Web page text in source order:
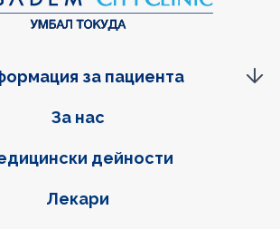
За нас
дейности
Лекари
за пациента